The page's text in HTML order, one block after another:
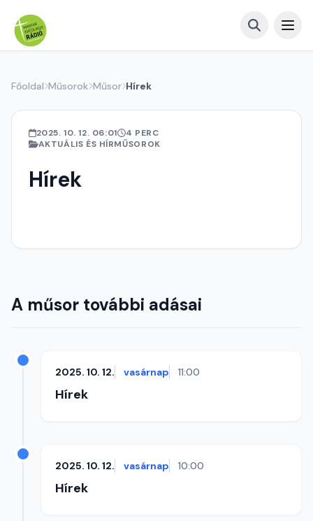
Főoldal Műsorok Műsor Hírek
2025. 10. 12. 06:01
4 PERC
AKTUÁLIS ÉS HÍRMŰSOROK
Hírek
A műsor további adásai
2025. 10. 12. vasárnap 11:00
Hírek
2025. 10. 12. vasárnap 10:00
Hírek